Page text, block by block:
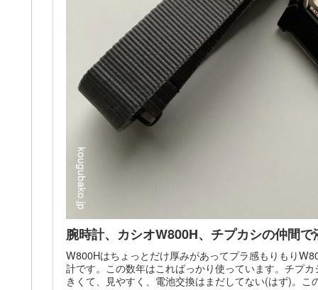
腕時計、カシオW800H、チプカシの仲間
W800Hはちょっとだけ厚みがあってプラ感もりもり
計です。この数年はこればっかり使っています。チプ
きくて、見やすく、電池交換はまだしてない(はず)。こ